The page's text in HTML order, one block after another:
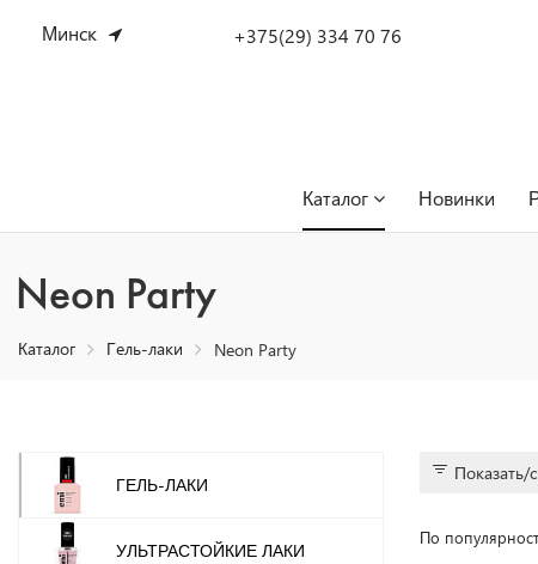
Минск +375(29) 334 70 76
Каталог Новинки
Neon Party
Каталог Гель-лаки Neon Party
Показать/
По
ГЕЛЬ-ЛАКИ
УЛЬТРАСТОЙКИЕ ЛАКИ